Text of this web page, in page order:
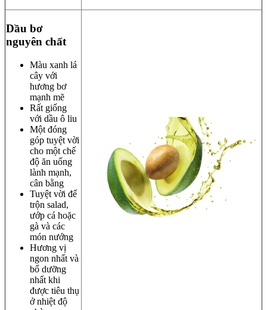
Dầu bơ
nguyên chất
Màu xanh lá
cây với
hương bơ
mạnh mẽ
Rất giống
với dầu ô liu
Một đóng
góp tuyệt vời
cho một chế
độ ăn uống
lành mạnh,
cân bằng
Tuyệt vời để
trộn salad,
ướp cá hoặc
gà và các
món nướng
Hương vị
ngon nhất và
bổ dưỡng
nhất khi
được tiêu thụ
ở nhiệt độ